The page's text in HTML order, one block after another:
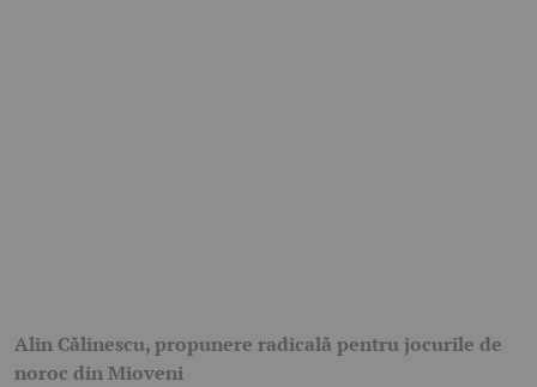
Alin Călinescu, propunere radicală pentru jocurile de
noroc din Mioveni